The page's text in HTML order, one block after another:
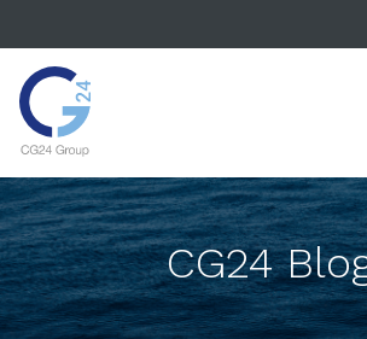
CG24